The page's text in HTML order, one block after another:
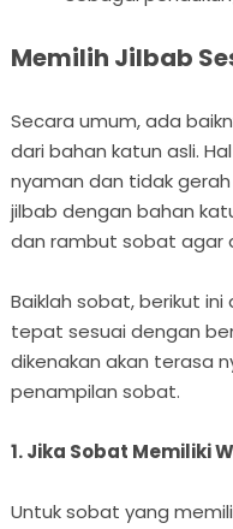
Memilih Jilbab
Secara umum, ada
dari bahan katun asli.
nyaman dan tidak
jilbab dengan bahan
dan rambut sobat agar
Baiklah sobat, berikut
tepat sesuai dengan
dikenakan akan terasa
penampilan sobat.
1. Jika Sobat Memiliki
Untuk sobat yang